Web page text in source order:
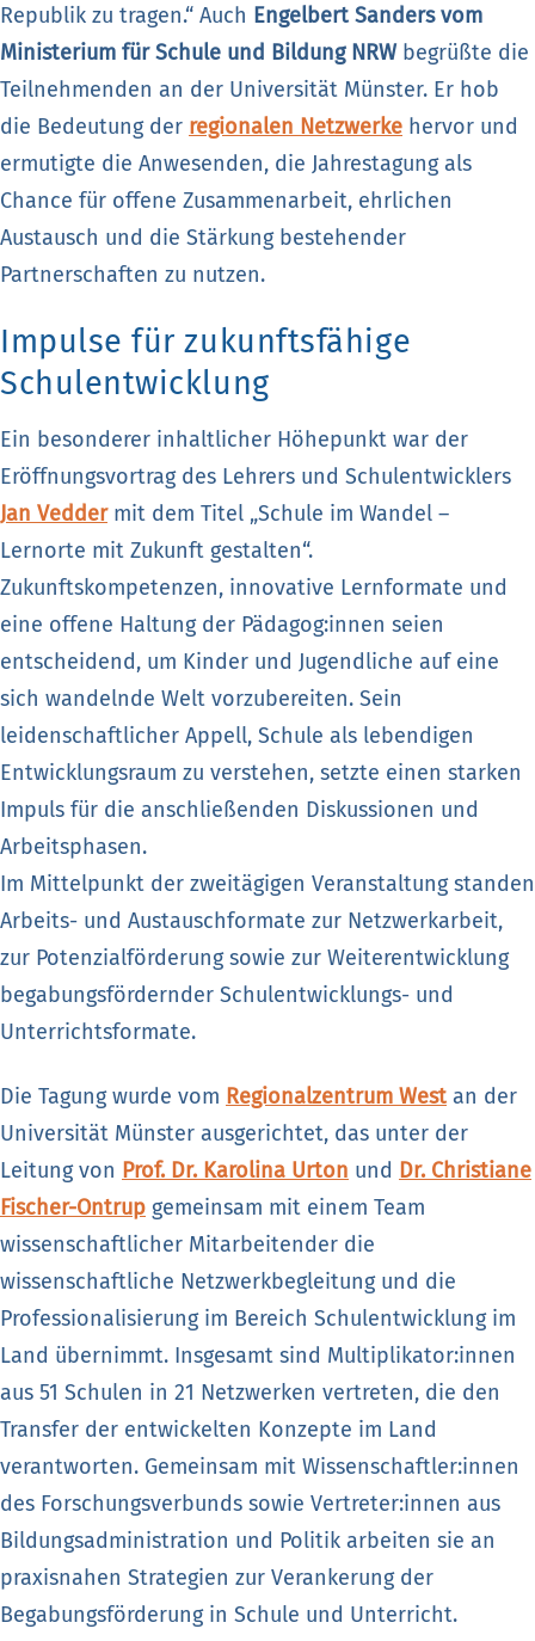
Republik zu tragen.“ Auch Engelbert Sanders vom
Ministerium für Schule und Bildung NRWbegrüßte die
Teilnehmenden an der Universität Münster. Er hob
die Bedeutung der regionalen Netzwerke hervor und
ermutigte die Anwesenden, die Jahrestagung als
Chance für offene Zusammenarbeit, ehrlichen
Austausch und die Stärkung bestehender
Partnerschaften zu nutzen.
Impulse für zukunftsfähige
Schulentwicklung
Ein besonderer inhaltlicher Höhepunkt war der
Eröffnungsvortrag des Lehrers und Schulentwicklers
Jan Veddermit dem Titel „Schule im Wandel –
Lernorte mit Zukunft gestalten“.
Zukunftskompetenzen, innovative Lernformate und
eine offene Haltung der Pädagog:innen seien
entscheidend, um Kinder und Jugendliche auf eine
sich wandelnde Welt vorzubereiten. Sein
leidenschaftlicher Appell, Schule als lebendigen
Entwicklungsraum zu verstehen, setzte einen starken
Impuls für die anschließenden Diskussionen und
Arbeitsphasen.
Im Mittelpunkt der zweitägigen Veranstaltung standen
Arbeits- und Austauschformate zur Netzwerkarbeit,
zur Potenzialförderung sowie zur Weiterentwicklung
begabungsfördernder Schulentwicklungs- und
Unterrichtsformate.
Die Tagung wurde vom Regionalzentrum West an der
Universität Münster ausgerichtet, das unter der
Leitung von Prof. Dr. Karolina Urton und Dr. Christiane
Fischer-Ontrup gemeinsam mit einem Team
wissenschaftlicher Mitarbeitender die
wissenschaftliche Netzwerkbegleitung und die
Professionalisierung im Bereich Schulentwicklung im
Land übernimmt. Insgesamt sind Multiplikator:innen
aus 51 Schulen in 21 Netzwerken vertreten, die den
Transfer der entwickelten Konzepte im Land
verantworten. Gemeinsam mit Wissenschaftler:innen
des Forschungsverbunds sowie Vertreter:innen aus
Bildungsadministration und Politik arbeiten sie an
praxisnahen Strategien zur Verankerung der
Begabungsförderung in Schule und Unterricht.